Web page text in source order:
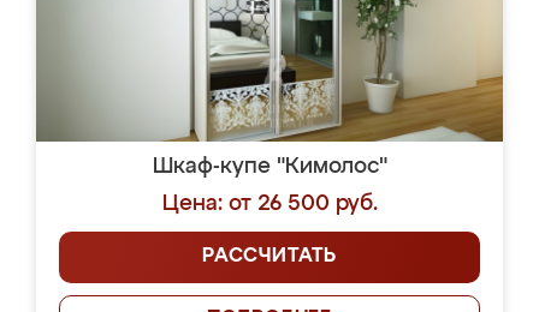
Шкаф-купе "Кимолос"
Цена: от 26 500 руб.
РАССЧИТАТЬ